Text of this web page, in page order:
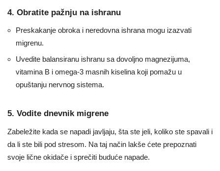
4. Obratite pažnju na ishranu
Preskakanje obroka i neredovna ishrana mogu izazvati
migrenu.
Uvedite balansiranu ishranu sa dovoljno magnezijuma,
vitamina B i omega-3 masnih kiselina koji pomažu u
opuštanju nervnog sistema.
5. Vodite dnevnik migrene
Zabeležite kada se napadi javljaju, šta ste jeli, koliko ste spavali i
da li ste bili pod stresom. Na taj način lakše ćete prepoznati
svoje lične okidače i sprečiti buduće napade.